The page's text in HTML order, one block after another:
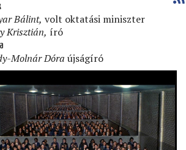
Bálint, volt oktatási miniszter
Krisztián, író
Molnár Dóra újságíró